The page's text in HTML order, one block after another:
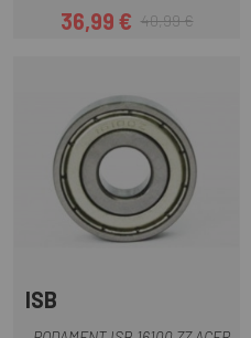
Preu
36,99 €Preu regular
40,99 €
ISB